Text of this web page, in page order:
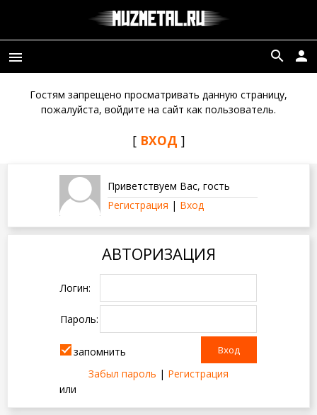
menu person
search
Гостям запрещено просматривать данную страницу,
пожалуйста, войдите на сайт как пользователь.
[ ВХОД ]
Приветствуем Вас, гость
Регистрация | Вход
АВТОРИЗАЦИЯ
Логин:
Пароль:
запомнить
Забыл пароль | Регистрация
или